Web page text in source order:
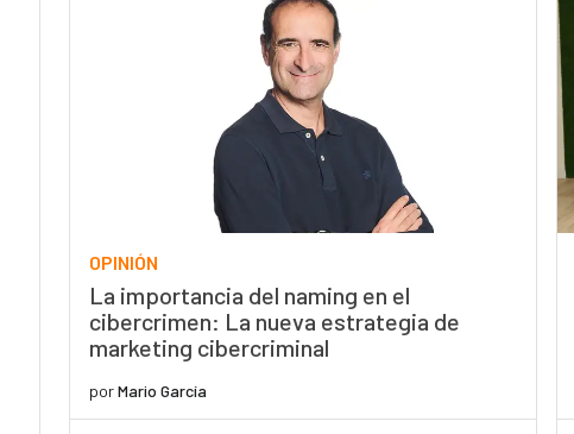
OPINIÓN
La importancia del naming en el
cibercrimen: La nueva estrategia de
marketing cibercriminal
porMario García